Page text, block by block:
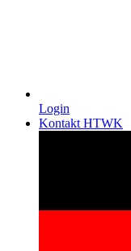
Login
Kontakt HTWK